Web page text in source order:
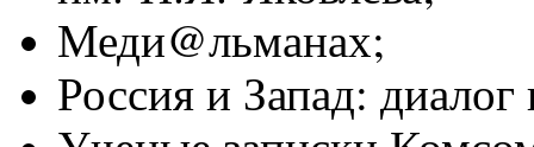
Меди@льманах;
Россия и Запад: диалог